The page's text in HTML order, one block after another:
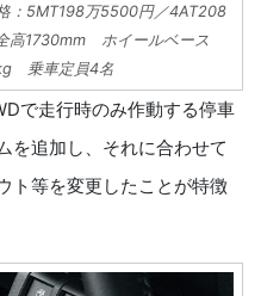
5MT198万5500円／4AT208
1730mm ホイールベース
乗車定員4名
で走行時のみ作動する停車
を追加し、それに合わせて
ト等を変更したことが特徴